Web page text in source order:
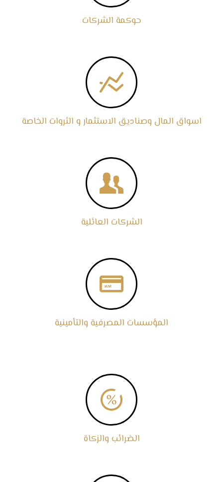
حوكمة الشركات

اسواق المال وصناديق الاستثمار و الثروات الخاصة

الشركات العائلية

المؤسسات المصرفية والتأمينية

الضرائب والزكاة